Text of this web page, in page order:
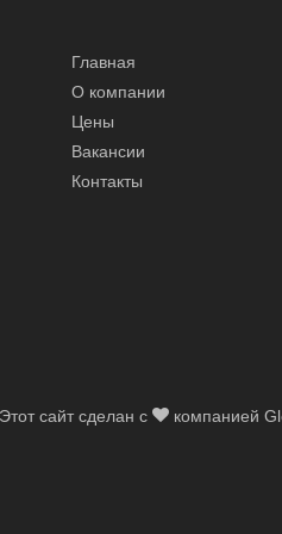
Главная
О компании
Цены
Вакансии
Контакты
сайт сделан с компанией